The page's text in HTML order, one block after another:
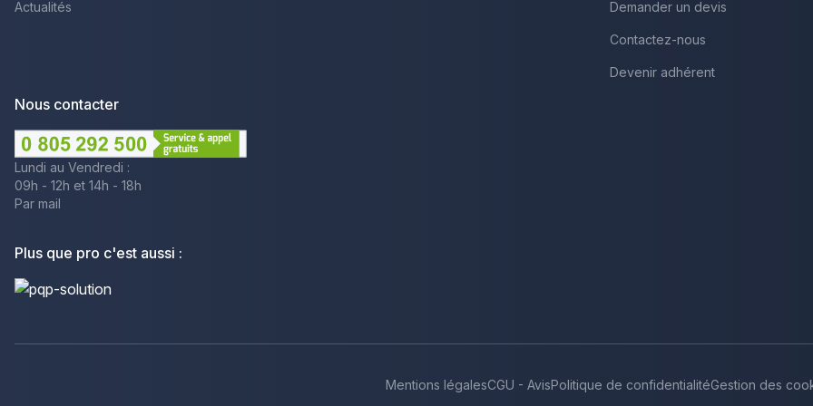
Actualités Demander un devis
Contactez-nous
Devenir adhérent
Nous contacter
Lundi au Vendredi :
09h - 12h et 14h - 18h
Par mail
Plus que pro c'est aussi :
Mentions légalesCGU - AvisPolitique de confidentialitéGestion des